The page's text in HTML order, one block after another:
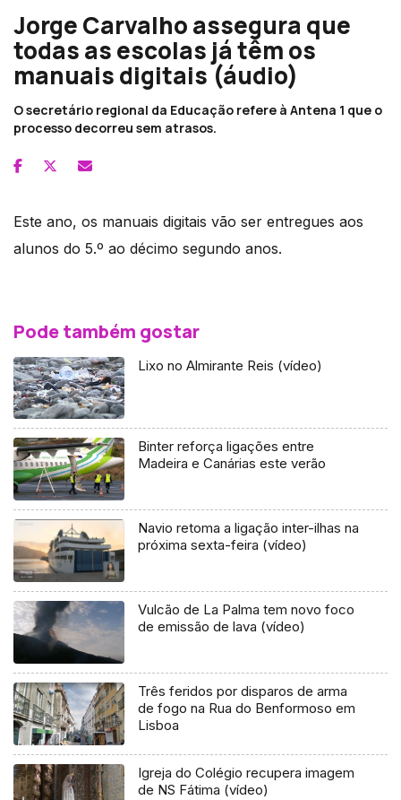
Jorge Carvalho assegura que
todas as escolas já têm os
manuais digitais (áudio)
O secretário regional da Educação refere à Antena 1 que o
processo decorreu sem atrasos.
Este ano, os manuais digitais vão ser entregues aos
alunos do 5.º ao décimo segundo anos.
Pode também gostar
Lixo no Almirante Reis (vídeo)
Binter reforça ligações entre
Madeira e Canárias este verão
Navio retoma a ligação inter-ilhas na
próxima sexta-feira (vídeo)
Vulcão de La Palma tem novo foco
de emissão de lava (vídeo)
Três feridos por disparos de arma
de fogo na Rua do Benformoso em
Lisboa
Igreja do Colégio recupera imagem
de NS Fátima (vídeo)